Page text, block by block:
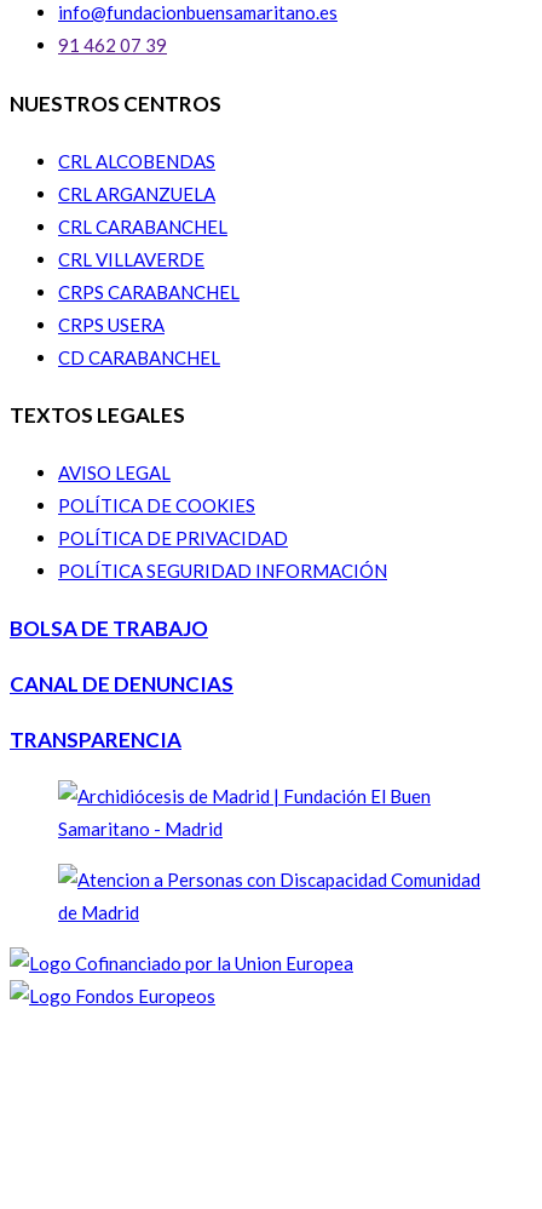
info@fundacionbuensamaritano.es
91 462 07 39
NUESTROS CENTROS
CRL ALCOBENDAS
CRL ARGANZUELA
CRL CARABANCHEL
CRL VILLAVERDE
CRPS CARABANCHEL
CRPS USERA
CD CARABANCHEL
TEXTOS LEGALES
AVISO LEGAL
POLÍTICA DE COOKIES
POLÍTICA DE PRIVACIDAD
POLÍTICA SEGURIDAD INFORMACIÓN
BOLSA DE TRABAJO
CANAL DE DENUNCIAS
TRANSPARENCIA